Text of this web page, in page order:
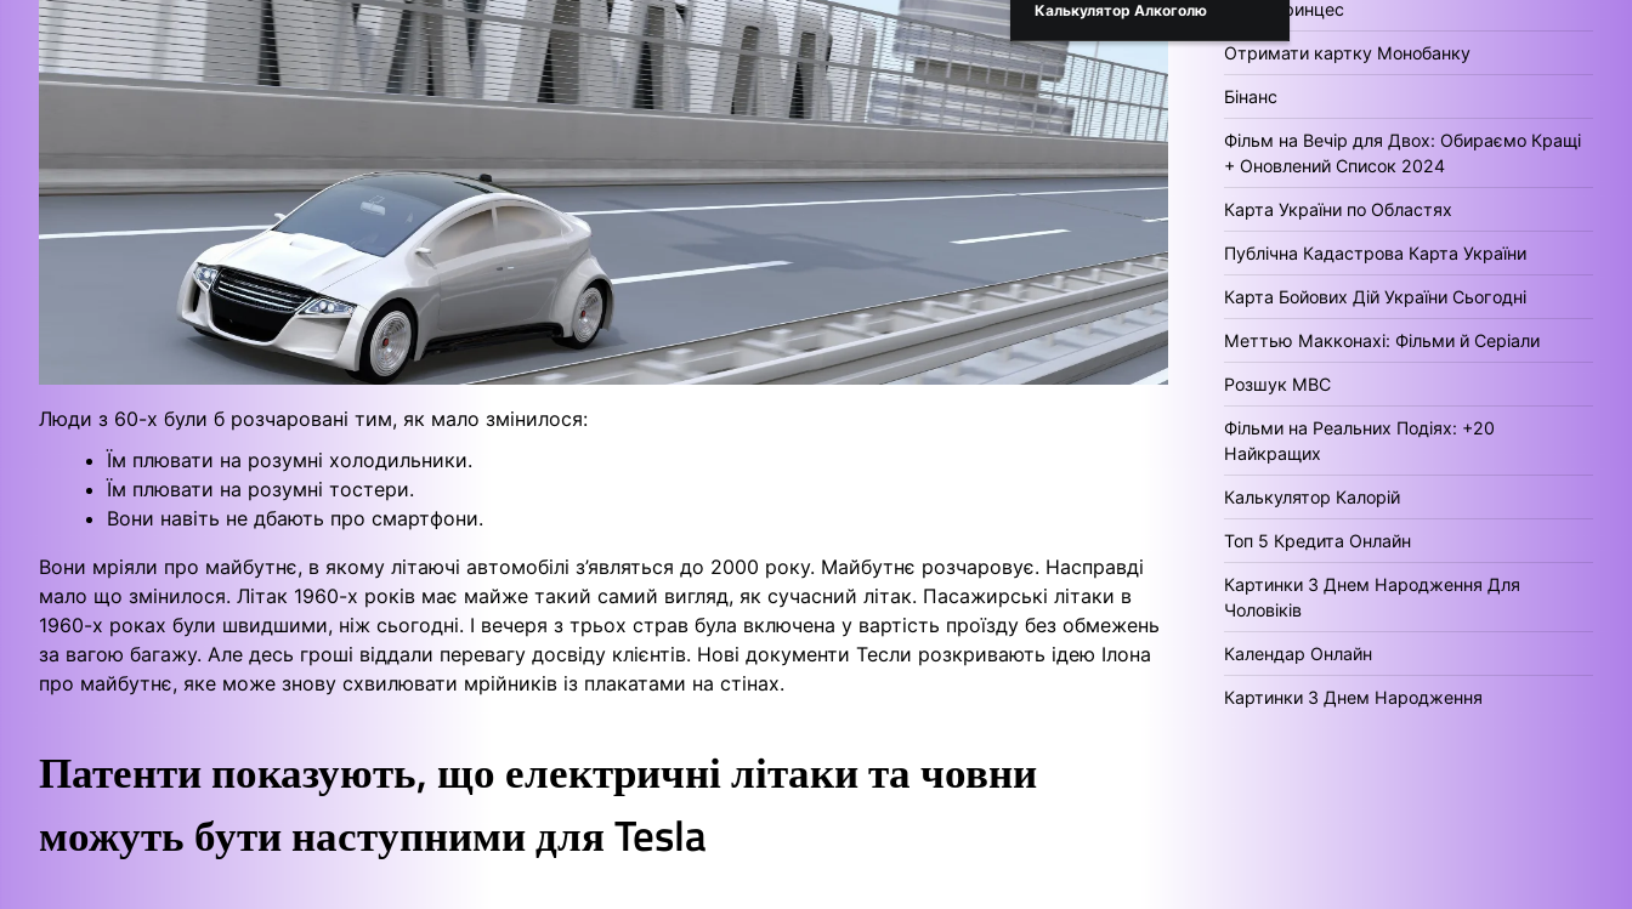
Калькулятор Алкоголю
Люди з 60-х були б розчаровані тим, як мало змінилося:
Їм плювати на розумні холодильники.
Їм плювати на розумні тостери.
Вони навіть не дбають про смартфони.
Вони мріяли про майбутнє, в якому літаючі автомобілі з’являться до 2000 року. Майбутнє розчаровує. Насправді
мало що змінилося. Літак 1960-х років має майже такий самий вигляд, як сучасний літак. Пасажирські літаки в
1960-х роках були швидшими, ніж сьогодні. І вечеря з трьох страв була включена у вартість проїзду без обмежень
за вагою багажу. Але десь гроші віддали перевагу досвіду клієнтів. Нові документи Тесли розкривають ідею Ілона
про майбутнє, яке може знову схвилювати мрійників із плакатами на стінах.
Патенти показують, що електричні літаки та човни
можуть бути наступними для Tesla
День Принцес
Отримати картку Монобанку
Бінанс
Фільм на Вечір для Двох: Обираємо Кращі
+ Оновлений Список 2024
Карта України по Областях
Публічна Кадастрова Карта України
Карта Бойових Дій України Сьогодні
Меттью Макконахі: Фільми й Серіали
Розшук МВС
Фільми на Реальних Подіях: +20
Найкращих
Калькулятор Калорій
Топ 5 Кредита Онлайн
Картинки З Днем Народження Для
Чоловіків
Календар Онлайн
Картинки З Днем Народження